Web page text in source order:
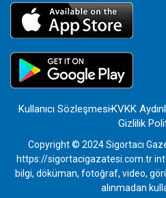
Kullanıcı SözleşmesiKVKK
Gizlilik
Copyright © 2024 Sigortacı
https://sigortacigazatesi.com.tr
bilgi, döküman, fotoğraf, video,
alınmadan